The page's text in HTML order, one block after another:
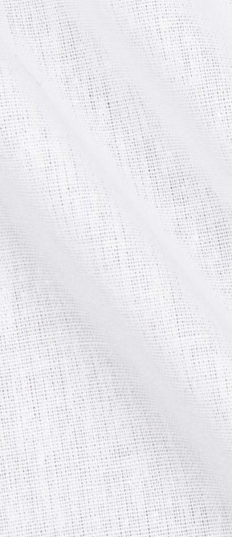
хлопчатобумажная ткань,
долговечна; имеет
воздухопроницаемость. Отлично
первоначальный вид, не
решение, в соотношении